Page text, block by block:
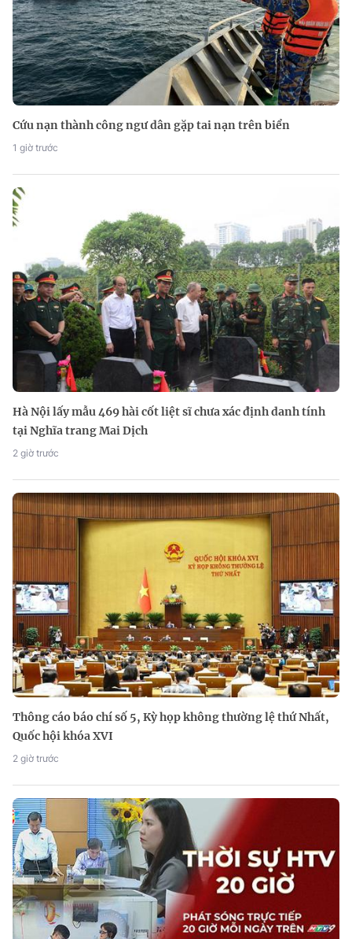
Cứu nạn thành công ngư dân gặp tai nạn trên biển
1 giờ trước
Hà Nội lấy mẫu 469 hài cốt liệt sĩ chưa xác định danh tính
tại Nghĩa trang Mai Dịch
2 giờ trước
Thông cáo báo chí số 5, Kỳ họp không thường lệ thứ Nhất,
Quốc hội khóa XVI
2 giờ trước